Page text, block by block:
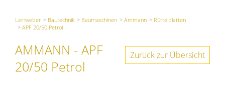
Leinweber Bautechnik Baumaschinen Ammann
Rüttelplatten
APF 20/50 Petrol
Zurück zur Übersicht
AMMANN - APF
20/50 Petrol